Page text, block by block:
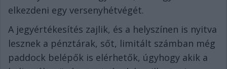
elkezdeni egy versenyhétvégét.
A jegyértékesítés zajlik, és a helyszínen is nyitva
lesznek a pénztárak, sőt, limitált számban még
paddock belépők is elérhetők, úgyhogy akik a